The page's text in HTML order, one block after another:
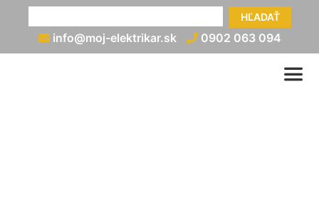
HĽADAŤ
info@moj-elektrikar.sk 0902 063 094